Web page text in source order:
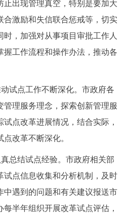
止出现管理真空，特别是要加大
合激励和失信联合惩戒等，切实
，加强对从事项目审批工作人
握工作流程和操作办法，推动各
点工作不断深化。市政府各
管理服务理念，探索创新管理服
点改革进展情况，结合实际，
改革不断深化。
结试点经验。市政府相关部
试点信息收集和分析机制，及时
中遇到的问题和有关建议报送市
半年组织开展改革试点评估，